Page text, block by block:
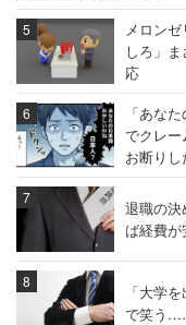
メロン
しろ」
応
「あな
でクレ
お断りし
退職の
ば経費が
「大学
で笑う